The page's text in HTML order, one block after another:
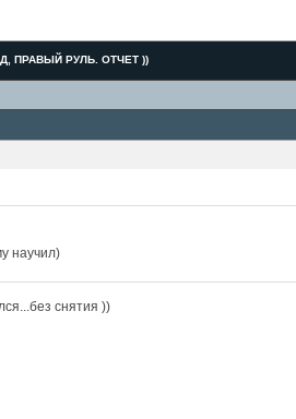
ПРАВЫЙ РУЛЬ. ОТЧЕТ ))
научил)
снятия ))